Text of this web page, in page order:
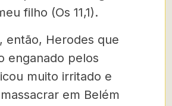
filho (Os 11,1).
então, Herodes que
enganado pelos
muito irritado e
em Belém